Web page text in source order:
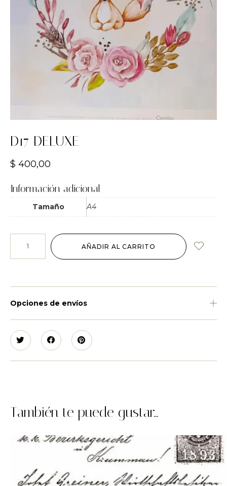
D17 DELUXE
$ 400,00
Información adicional
Tamaño A4
AÑADIR AL CARRITO
Opciones de envíos
También te puede gustar...